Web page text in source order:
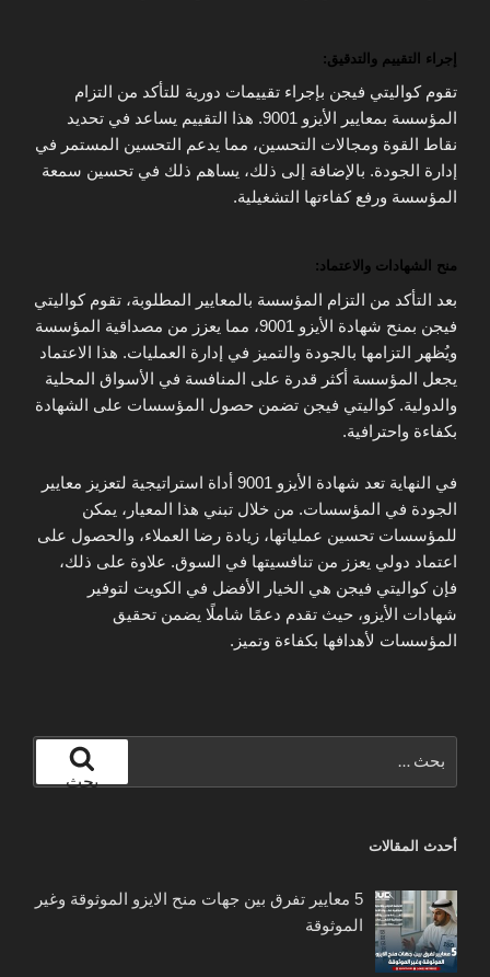
إجراء التقييم والتدقيق:
تقوم كواليتي فيجن بإجراء تقييمات دورية للتأكد من التزام
المؤسسة بمعايير الأيزو 9001. هذا التقييم يساعد في تحديد
نقاط القوة ومجالات التحسين، مما يدعم التحسين المستمر في
إدارة الجودة. بالإضافة إلى ذلك، يساهم ذلك في تحسين سمعة
المؤسسة ورفع كفاءتها التشغيلية.
منح الشهادات والاعتماد:
بعد التأكد من التزام المؤسسة بالمعايير المطلوبة، تقوم كواليتي
فيجن بمنح شهادة الأيزو 9001، مما يعزز من مصداقية المؤسسة
ويُظهر التزامها بالجودة والتميز في إدارة العمليات. هذا الاعتماد
يجعل المؤسسة أكثر قدرة على المنافسة في الأسواق المحلية
والدولية. كواليتي فيجن تضمن حصول المؤسسات على الشهادة
بكفاءة واحترافية.
في النهاية تعد شهادة الأيزو 9001 أداة استراتيجية لتعزيز معايير
الجودة في المؤسسات. من خلال تبني هذا المعيار، يمكن
للمؤسسات تحسين عملياتها، زيادة رضا العملاء، والحصول على
اعتماد دولي يعزز من تنافسيتها في السوق. علاوة على ذلك،
فإن كواليتي فيجن هي الخيار الأفضل في الكويت لتوفير
شهادات الأيزو، حيث تقدم دعمًا شاملًا يضمن تحقيق
المؤسسات لأهدافها بكفاءة وتميز.
عن:
بحث
أحدث المقالات
5 معايير تفرق بين جهات منح الايزو الموثوقة وغير
الموثوقة